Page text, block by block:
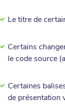
Le titre de
Certains
le code source
Certaines
de présentation